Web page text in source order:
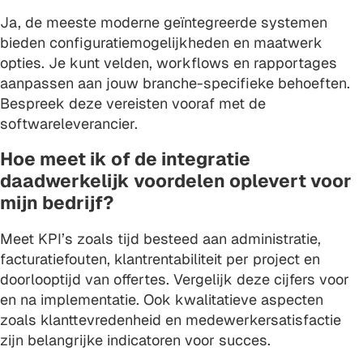
Ja, de meeste moderne geïntegreerde systemen
bieden configuratiemogelijkheden en maatwerk
opties. Je kunt velden, workflows en rapportages
aanpassen aan jouw branche-specifieke behoeften.
Bespreek deze vereisten vooraf met de
softwareleverancier.
Hoe meet ik of de integratie
daadwerkelijk voordelen oplevert voor
mijn bedrijf?
Meet KPI’s zoals tijd besteed aan administratie,
facturatiefouten, klantrentabiliteit per project en
doorlooptijd van offertes. Vergelijk deze cijfers voor
en na implementatie. Ook kwalitatieve aspecten
zoals klanttevredenheid en medewerkersatisfactie
zijn belangrijke indicatoren voor succes.